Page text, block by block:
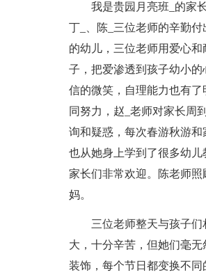
我是贵园月亮班_的家
丁_、陈_三位老师的辛勤
的幼儿，三位老师用爱心
子，把爱渗透到孩子幼小
信的微笑，自理能力也有
同努力，赵_老师对家长周
询和疑惑，每次春游秋游
也从她身上学到了很多幼儿
家长们非常欢迎。陈老师
妈。
三位老师整天与孩子
大，十分辛苦，但她们毫
装饰，每个节日都变换不